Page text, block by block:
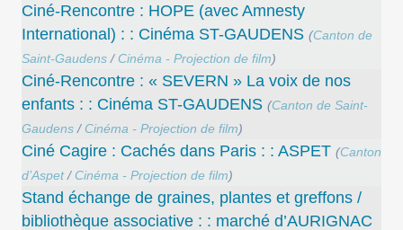
Ciné-Rencontre : HOPE (avec Amnesty
International) : : Cinéma ST-GAUDENS (Canton de
Saint-Gaudens / Cinéma - Projection de film)
Ciné-Rencontre : « SEVERN » La voix de nos
enfants : : Cinéma ST-GAUDENS (Canton de Saint-
Gaudens / Cinéma - Projection de film)
Ciné Cagire : Cachés dans Paris : : ASPET (Canton
d’Aspet/ Cinéma - Projection de film)
Stand échange de graines, plantes et greffons /
bibliothèque associative : : marché d’AURIGNAC